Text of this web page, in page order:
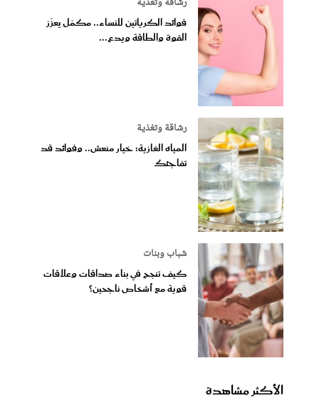
رشاقة وتغذية
فوائد الكرياتين للنساء.. مكمّل يعزّز
القوة والطاقة ويدع...
رشاقة وتغذية
المياه الغازية: خيار منعش.. وفوائد قد
تفاجئك
شباب وبنات
كيف تنجح في بناء صداقات وعلاقات
قوية مع أشخاص ناجحين؟
الأكثر مشاهدة